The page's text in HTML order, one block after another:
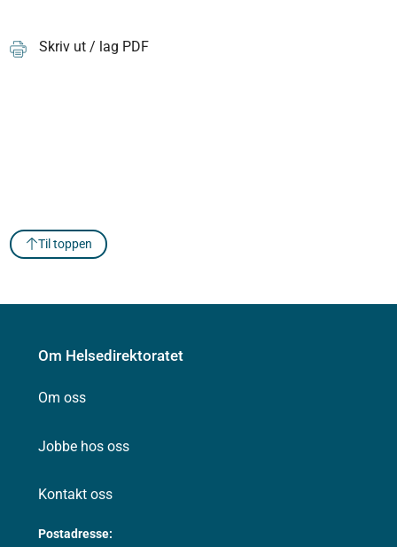
Skriv ut / lag PDF
Til toppen
Om Helsedirektoratet
Om oss
Jobbe hos oss
Kontakt oss
Postadresse: